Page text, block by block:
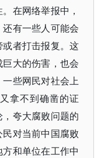
在网络举报中，
有一些人可能会
者打击报复。这
大的伤害，也会
些网民对社会上
拿不到确凿的证
夸大腐败问题的
对当前中国腐败
和单位在工作中